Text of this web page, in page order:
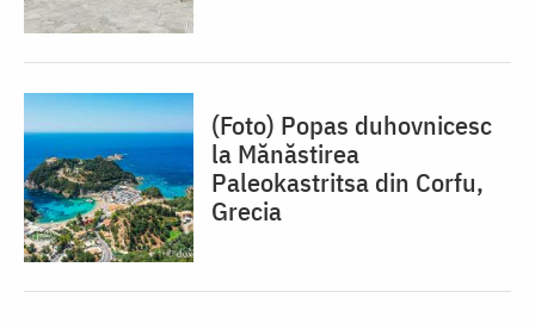
(Foto) Popas duhovnicesc
la Mănăstirea
Paleokastritsa din Corfu,
Grecia